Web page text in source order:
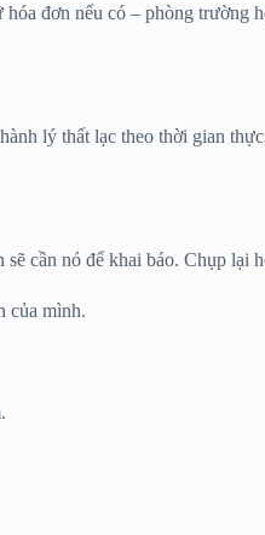
đơn nếu có – phòng trường
lý thất lạc theo thời gian
cần nó để khai báo. Chụp lại
của mình.